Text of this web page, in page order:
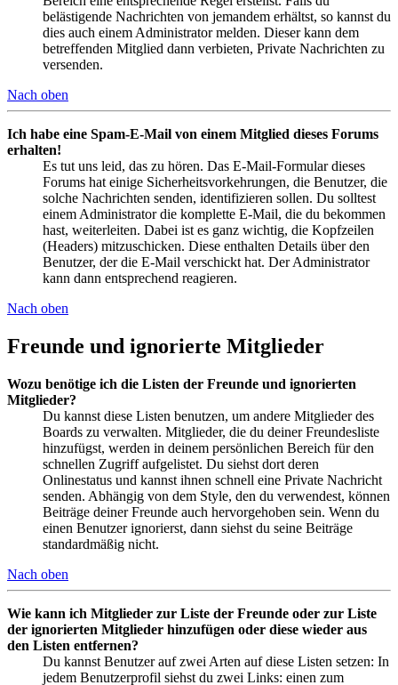
belästigende Nachrichten von jemandem erhältst, so kannst du
dies auch einem Administrator melden. Dieser kann dem
betreffenden Mitglied dann verbieten, Private Nachrichten zu
versenden.
Nach oben
Ich habe eine Spam-E-Mail von einem Mitglied dieses Forums
erhalten!
Es tut uns leid, das zu hören. Das E-Mail-Formular dieses
Forums hat einige Sicherheitsvorkehrungen, die Benutzer, die
solche Nachrichten senden, identifizieren sollen. Du solltest
einem Administrator die komplette E-Mail, die du bekommen
hast, weiterleiten. Dabei ist es ganz wichtig, die Kopfzeilen
(Headers) mitzuschicken. Diese enthalten Details über den
Benutzer, der die E-Mail verschickt hat. Der Administrator
kann dann entsprechend reagieren.
Nach oben
Freunde und ignorierte Mitglieder
Wozu benötige ich die Listen der Freunde und ignorierten
Mitglieder?
Du kannst diese Listen benutzen, um andere Mitglieder des
Boards zu verwalten. Mitglieder, die du deiner Freundesliste
hinzufügst, werden in deinem persönlichen Bereich für den
schnellen Zugriff aufgelistet. Du siehst dort deren
Onlinestatus und kannst ihnen schnell eine Private Nachricht
senden. Abhängig von dem Style, den du verwendest, können
Beiträge deiner Freunde auch hervorgehoben sein. Wenn du
einen Benutzer ignorierst, dann siehst du seine Beiträge
standardmäßig nicht.
Nach oben
Wie kann ich Mitglieder zur Liste der Freunde oder zur Liste
der ignorierten Mitglieder hinzufügen oder diese wieder aus
den Listen entfernen?
Du kannst Benutzer auf zwei Arten auf diese Listen setzen: In
jedem Benutzerprofil siehst du zwei Links: einen zum